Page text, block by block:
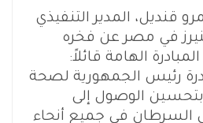
قنديل، المدير التنفيذي
في مصر عن فخره
الهامة قائلاً:
رئيس الجمهورية لصحة
بتحسين الوصول إلى
السرطان في جميع أنحاء